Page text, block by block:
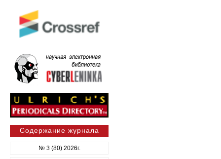
Содержание журнала
№ 3 (80) 2026г.